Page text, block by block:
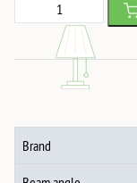
was:
55 ден.42 ден.
Конектор
10mm
SMD
количина
Brand